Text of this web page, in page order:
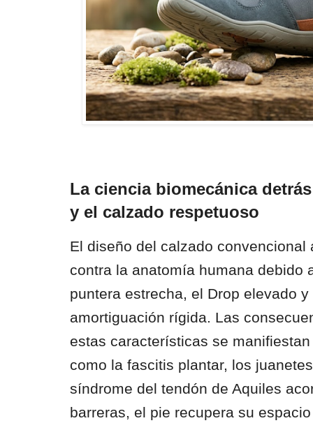
La ciencia biomecánica
y el calzado respetuoso
El diseño del calzado convencional
contra la anatomía humana debido
puntera estrecha, el Drop elevado
amortiguación rígida. Las
estas características se
como la fascitis plantar, los
síndrome del tendón de Aquiles
barreras, el pie recupera su